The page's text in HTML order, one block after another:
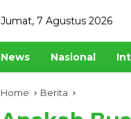
Jumat, 7 Agustus 2026
News Nasional
Home Berita